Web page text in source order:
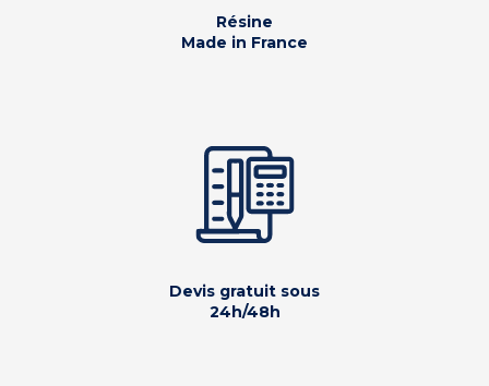
Résine
Made in France
Devis gratuit sous
24h/48h